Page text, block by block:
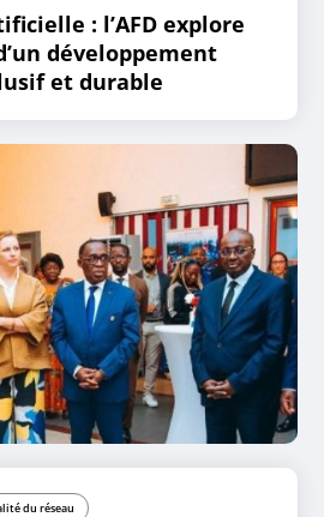
: l’AFD explore
développement
et durable
du réseau